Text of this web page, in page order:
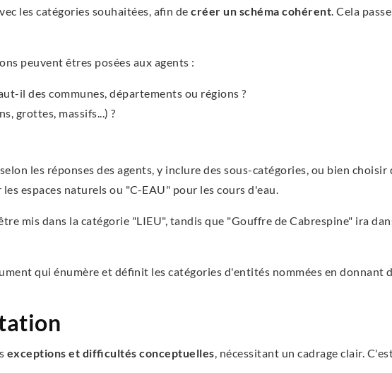
les catégories souhaitées, afin de créer un schéma cohérent. Cela
peuvent êtres posées aux agents :
il des communes, départements ou régions ?
grottes, massifs...) ?
les réponses des agents, y inclure des sous-catégories, ou bien choisir
espaces naturels ou "C-EAU" pour les cours d'eau.
mis dans la catégorie "LIEU", tandis que "Gouffre de Cabrespine" ira
qui énumère et définit les catégories d'entités nommées en donnant
exceptions et difficultés conceptuelles, nécessitant un cadrage clair.